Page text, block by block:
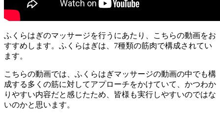
ふくらはぎのマッサージを行うにあたり、こちらの動画をお
すすめします。 ふくらはぎは、7種類の筋肉で構成されてい
ます。
こちらの動画では、ふくらはぎマッサージの動画の中でも構
成する多くの筋に対してアプローチをかけていて、かつわか
りやすい内容だと感じたため、皆様も実行しやすいのではな
いのかと思います。